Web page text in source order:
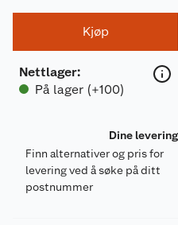
Kjøp
Nettlager:
På lager (+100)
Dine
Finn alternativer og pris for
levering ved å søke på ditt
postnummer